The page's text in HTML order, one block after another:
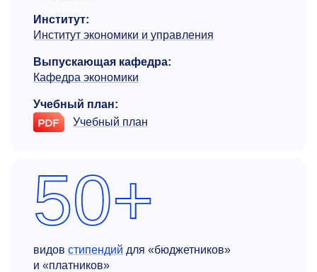
Институт:
Институт экономики и управления
Выпускающая кафедра:
Кафедра экономики
Учебный план:
Учебный план
50+
видов стипендий для «бюджетников»
и «платников»